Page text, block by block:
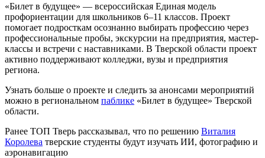
«Билет в будущее» — всероссийская Единая модель
профориентации для школьников 6–11 классов. Проект
помогает подросткам осознанно выбирать профессию через
профессиональные пробы, экскурсии на предприятия, мастер-
классы и встречи с наставниками. В Тверской области проект
активно поддерживают колледжи, вузы и предприятия
региона.
Узнать больше о проекте и следить за анонсами мероприятий
можно в региональном паблике «Билет в будущее» Тверской
области.
Ранее ТОП Тверь рассказывал, что по решению Виталия
Королева тверские студенты будут изучать ИИ, фотографию и
аэронавигацию